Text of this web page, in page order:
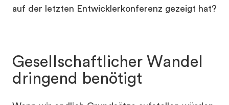
auf der letzten Entwicklerkonferenz gezeigt hat?
Gesellschaftlicher Wandel
dringend benötigt